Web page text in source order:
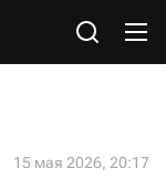
15 мая 2026, 20:17